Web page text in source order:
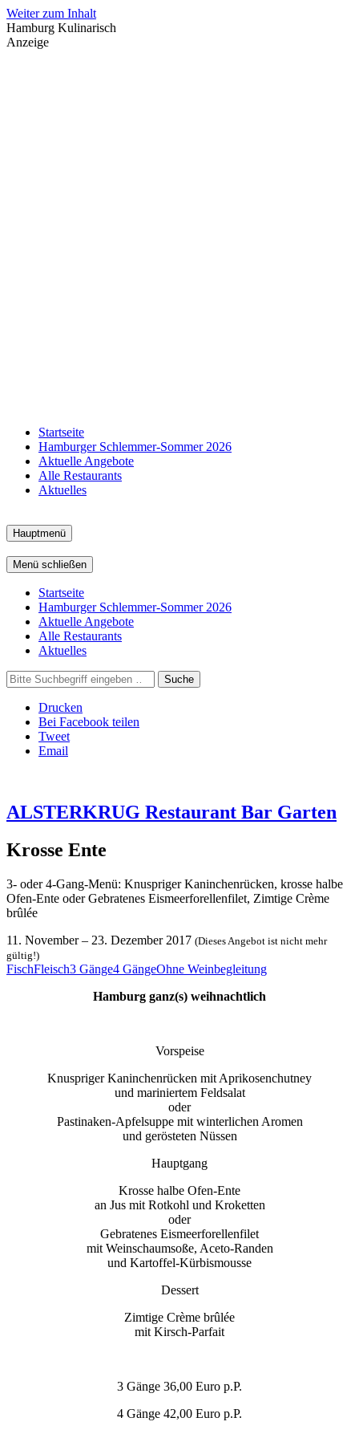
Weiter zum Inhalt
Hamburg Kulinarisch
Anzeige
Startseite
Hamburger Schlemmer-Sommer 2026
Aktuelle Angebote
Alle Restaurants
Aktuelles
Hauptmenü
Menü schließen
Startseite
Hamburger Schlemmer-Sommer 2026
Aktuelle Angebote
Alle Restaurants
Aktuelles
Suche
Drucken
Bei Facebook teilen
Tweet
Email
ALSTERKRUG Restaurant Bar Garten
Krosse Ente
3- oder 4-Gang-Menü: Knuspriger Kaninchenrücken, krosse halbe
Ofen-Ente oder Gebratenes Eismeerforellenfilet, Zimtige Crème
brûlée
11. November– 23. Dezember 2017 (Dieses Angebot ist nicht mehr
gültig!)
FischFleisch3 Gänge4 GängeOhne Weinbegleitung
Hamburg ganz(s) weihnachtlich
Vorspeise
Knuspriger Kaninchenrücken mit Aprikosenchutney
und mariniertem Feldsalat
oder
Pastinaken-Apfelsuppe mit winterlichen Aromen
und gerösteten Nüssen
Hauptgang
Krosse halbe Ofen-Ente
an Jus mit Rotkohl und Kroketten
oder
Gebratenes Eismeerforellenfilet
mit Weinschaumsoße, Aceto-Randen
und Kartoffel-Kürbismousse
Dessert
Zimtige Crème brûlée
mit Kirsch-Parfait
3 Gänge 36,00 Euro p.P.
4 Gänge 42,00 Euro p.P.